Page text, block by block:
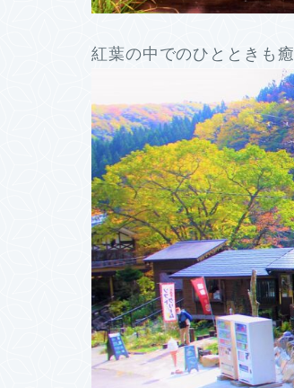
紅葉の中でのひととき